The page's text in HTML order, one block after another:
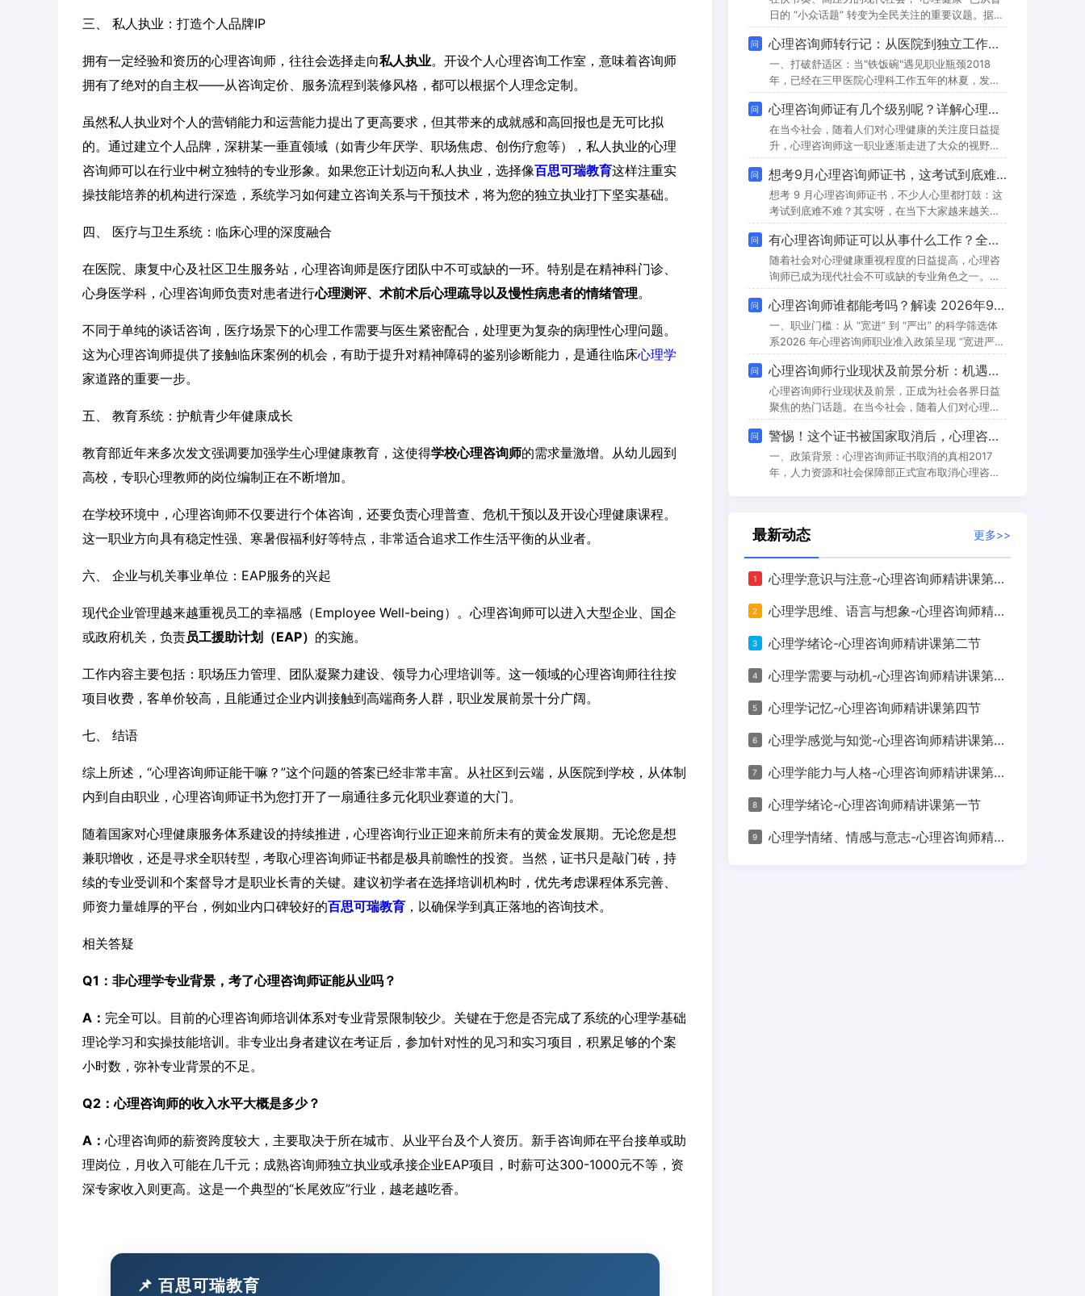
三、 私人执业：打造个人品牌IP
拥有一定经验和资历的心理咨询师，往往会选择走向私人执业。开设个人心理咨询工作室，意味着咨询师
拥有了绝对的自主权——从咨询定价、服务流程到装修风格，都可以根据个人理念定制。
虽然私人执业对个人的营销能力和运营能力提出了更高要求，但其带来的成就感和高回报也是无可比拟
的。通过建立个人品牌，深耕某一垂直领域（如青少年厌学、职场焦虑、创伤疗愈等），私人执业的心理
咨询师可以在行业中树立独特的专业形象。如果您正计划迈向私人执业，选择像百思可瑞教育这样注重实
操技能培养的机构进行深造，系统学习如何建立咨询关系与干预技术，将为您的独立执业打下坚实基础。
四、 医疗与卫生系统：临床心理的深度融合
在医院、康复中心及社区卫生服务站，心理咨询师是医疗团队中不可或缺的一环。特别是在精神科门诊、
心身医学科，心理咨询师负责对患者进行心理测评、术前术后心理疏导以及慢性病患者的情绪管理。
不同于单纯的谈话咨询，医疗场景下的心理工作需要与医生紧密配合，处理更为复杂的病理性心理问题。
这为心理咨询师提供了接触临床案例的机会，有助于提升对精神障碍的鉴别诊断能力，是通往临床心理学
家道路的重要一步。
五、 教育系统：护航青少年健康成长
教育部近年来多次发文强调要加强学生心理健康教育，这使得学校心理咨询师的需求量激增。从幼儿园到
高校，专职心理教师的岗位编制正在不断增加。
在学校环境中，心理咨询师不仅要进行个体咨询，还要负责心理普查、危机干预以及开设心理健康课程。
这一职业方向具有稳定性强、寒暑假福利好等特点，非常适合追求工作生活平衡的从业者。
六、 企业与机关事业单位：EAP服务的兴起
现代企业管理越来越重视员工的幸福感（Employee Well-being）。心理咨询师可以进入大型企业、国企
或政府机关，负责员工援助计划（EAP） 的实施。
工作内容主要包括：职场压力管理、团队凝聚力建设、领导力心理培训等。这一领域的心理咨询师往往按
项目收费，客单价较高，且能通过企业内训接触到高端商务人群，职业发展前景十分广阔。
七、 结语
综上所述，“心理咨询师证能干嘛？”这个问题的答案已经非常丰富。从社区到云端，从医院到学校，从体制
内到自由职业，心理咨询师证书为您打开了一扇通往多元化职业赛道的大门。
随着国家对心理健康服务体系建设的持续推进，心理咨询行业正迎来前所未有的黄金发展期。无论您是想
兼职增收，还是寻求全职转型，考取心理咨询师证书都是极具前瞻性的投资。当然，证书只是敲门砖，持
续的专业受训和个案督导才是职业长青的关键。建议初学者在选择培训机构时，优先考虑课程体系完善、
师资力量雄厚的平台，例如业内口碑较好的百思可瑞教育 ，以确保学到真正落地的咨询技术。
相关答疑
Q1：非心理学专业背景，考了心理咨询师证能从业吗？
A： 完全可以。目前的心理咨询师培训体系对专业背景限制较少。关键在于您是否完成了系统的心理学基础
理论学习和实操技能培训。非专业出身者建议在考证后，参加针对性的见习和实习项目，积累足够的个案
小时数，弥补专业背景的不足。
Q2：心理咨询师的收入水平大概是多少？
A： 心理咨询师的薪资跨度较大，主要取决于所在城市、从业平台及个人资历。新手咨询师在平台接单或助
理岗位，月收入可能在几千元；成熟咨询师独立执业或承接企业EAP项目，时薪可达300-1000元不等，资
深专家收入则更高。这是一个典型的“长尾效应”行业，越老越吃香。
📌 百思可瑞教育
日的 “小众话题” 转变为全民关注的重要议题。据
《中国国民心理健康发展报告（2023-2024）》显
示，我国近三成成年人存在不同程度的心理困扰，
青少年、职场人、老年人等群体的心理健康需求更
是持续攀升。在这样的背景下，心理咨询师的职业
角色早已突破 “单纯聊天” 的刻板印象，逐渐渗透到
社区、医疗、教育、企业等多个领域，成为构建社
会心理健康服务体系的核心力
问 心理咨询师转行记：从医院到独立工作室，收入翻5倍的创业启示录
一、打破舒适区：当"铁饭碗"遇见职业瓶颈2018
年，已经在三甲医院心理科工作五年的林夏，发现
自己的工作状态陷入了一种奇怪的循环：每天接诊
20多个来访者，每个咨询时间被严格压缩在30分钟
内，病历本上的诊断模板化了，连与来访者握手时
的力度都成了肌肉记忆。这种高度标准化的工作流
程，让这位曾以"助人者"身份自居的心理咨询师，
逐渐沦为医疗体系中的一颗螺丝钉。"
问 心理咨询师证有几个级别呢？详解心理咨询师证书的演变与现状
在当今社会，随着人们对心理健康的关注度日益提
升，心理咨询师这一职业逐渐走进了大众的视野。
许多人怀揣着对心理学的热爱和对帮助他人的热
情，渴望投身于心理咨询行业。而在这个过程
中，“心理咨询师证有几个级别呢”成为了众多有志
之士进入该领域前常常提出的疑问。随着社会对心
理健康的重视程度不断加深，心理咨询师的需求呈
现出持续增长的态势，与之相应的证书认证体系也
经历了多次重要的变化。本文将为您详细剖析心理
咨询师证
问 想考9月心理咨询师证书，这考试到底难不难？
想考 9 月心理咨询师证书，不少人心里都打鼓：这
考试到底难不难？其实呀，在当下大家越来越关注
心理健康的大背景下，心理咨询师资格证确实成了
不少人的目标。但要说难度，只要用对方法认真准
备，通关并没有想象中那么难。先说说考试本身。
心理咨询师考试主要考《综合考试》，内容上会涉
及心理学基础、社会心理学、发展心理学，还有变
态心理学与健康心理学、心理测量学、咨询心理学
等多个领域，目的是全面考察考生的心理学底子和
问 有心理咨询师证可以从事什么工作？全面解析心理咨询师的多元职业路径
随着社会对心理健康重视程度的日益提高，心理咨
询师已成为现代社会不可或缺的专业角色之一。取
得心理咨询师证书，不仅是专业能力的认证，更是
开启一扇通往广阔职业天地的大门。心理咨询师的
工作远不止于传统的面对面咨询，其职业选择呈现
出高度的多样性与融合性，覆盖教育、医疗、企
业、社区乃至互联网等多个领域。本文将系统梳理
心理咨询师可从事的主要工作方向，并深入探讨其
发展前景，为有志于投身此行业或正在规划职业路
径的朋
问 心理咨询师谁都能考吗？解读 2026年9月心理咨询师的职业门槛与适合人群
一、职业门槛：从 “宽进” 到 “严出” 的科学筛选体
系2026 年心理咨询师职业准入政策呈现 “宽进严
出” 的显著特征。根据最新政策，报考条件已全面
取消专业限制，只要具备国家承认的大专及以上学
历（含自考、成考等非全日制学历）即可报名。这
一调整使计算机、金融等非心理学背景从业者获得
平等机会，例如某互联网公司产品经理通过系统培
训后成功转型为企业 EAP 咨询师。但 “宽进” 背后
是更严格的能力验证机
问 心理咨询师行业现状及前景分析：机遇与成长并存
心理咨询师行业现状及前景，正成为社会各界日益
聚焦的热门话题。在当今社会，随着人们对心理健
康的认知不断深化，重视程度与日俱增，心理咨询
师这一职业的需求也呈现出蓬勃增长的态势。接下
来，本文将从政策环境、市场需求、职业发展以及
薪资待遇等多个维度，深入剖析心理咨询师的行业
询行
问 警惕！这个证书被国家取消后，心理咨询师报考避坑指南（2026年最新版）
一、政策背景：心理咨询师证书取消的真相2017
年，人力资源和社会保障部正式宣布取消心理咨询
素养提出了更高要求。根据最新政策，原中国科学
最新动态 更多>>
1 心理学意识与注意-心理咨询师精讲课第六节
2 心理学思维、语言与想象-心理咨询师精讲课第五节
3 心理学绪论-心理咨询师精讲课第二节
4 心理学需要与动机-心理咨询师精讲课第七节
5 心理学记忆-心理咨询师精讲课第四节
6 心理学感觉与知觉-心理咨询师精讲课第三节
7 心理学能力与人格-心理咨询师精讲课第九节
8 心理学绪论-心理咨询师精讲课第一节
9 心理学情绪、情感与意志-心理咨询师精讲课第八节